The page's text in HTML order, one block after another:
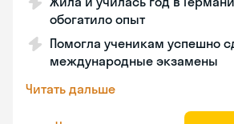
обогатило опыт
Помогла ученикам успешно
международные экзамены
Читать дальше